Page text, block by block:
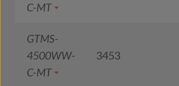
C-MT
GTMS-
4500WW-
C-MT
3453